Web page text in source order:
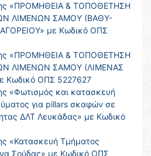
«ΠΡΟΜΗΘΕΙΑ & ΤΟΠΟΘΕΤΗΣΗ
ΛΙΜΕΝΩΝ ΣΑΜΟΥ (ΒΑΘΥ-
με Κωδικό ΟΠΣ
«ΠΡΟΜΗΘΕΙΑ & ΤΟΠΟΘΕΤΗΣΗ
ΛΙΜΕΝΩΝ ΣΑΜΟΥ (ΛΙΜΕΝΑΣ
Κωδικό ΟΠΣ 5227627
«Φωτισμός και κατασκευή
για pillars σκαφών σε
ΔΛΤ Λευκάδας» με Κωδικό
«Κατασκευή Τμήματος
Σούδας» με Κωδικό ΟΠΣ